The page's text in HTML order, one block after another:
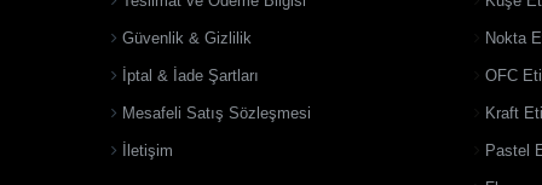
Güvenlik & Gizlilik
İptal & İade Şartları
Mesafeli Satış Sözleşmesi
İletişim
Nokta
OFC
Kraft
Pastel